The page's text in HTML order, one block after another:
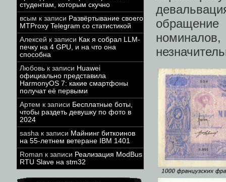
студентам, которым скучно
всым к записи Развёртывание своего
MTProxy Telegram со статистикой
Алексей к записи Как я собрал LLM-
печку на 4 GPU, и на что она
способна
Любовь к записи Huawei
официально представила
HarmonyOS 7: какие смартфоны
получат её первыми
Артем к записи Бесплатные боты,
чтобы раздеть девушку по фото в
2024
sasha к записи Майнинг биткоинов
на 55-летнем ветеране IBM 1401
Roman к записи Реализация ModBus
RTU Slave на stm32